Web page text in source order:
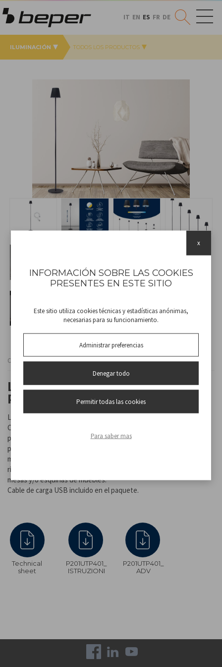
IT EN ES FR DE
ILUMINACIÓN TODOS LOS PRODUCTOS
Cod P201UTP401
LÁMPARA DE SOFÁ
RECARGABLE - NEGRA
Lámpara de sofá recargable con interruptor táctil.
Con un simple toque puede elegir entre luz cálida, fría o natural, y
puede aumentar o disminuir la intensidad de la luz manteniendo
pulsado el botón de encendido. También es regulable en altura:
mediante las 5 secciones de la tija, puedes colocarla en cualquier
rincón de la casa. La lámpara también es adecuada para iluminar
mesas y/o esquinas de muebles.
Cable de carga USB incluido en el paquete.
Technical
sheet
P201UTP401_
ISTRUZIONI
P201UTP401_
ADV
INFORMACIÓN SOBRE LAS COOKIES
PRESENTES EN ESTE SITIO
Este sitio utiliza cookies técnicas y estadísticas anónimas,
necesarias para su funcionamiento.
Administrar preferencias
Denegar todo
Permitir todas las cookies
Para saber mas
x